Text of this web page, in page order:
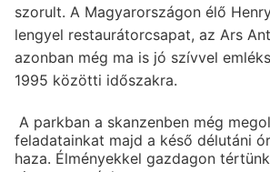
szorult. A Magyarországon élő
lengyel restaurátorcsapat, az Ars
azonban még ma is jó szívvel
1995 közötti időszakra.
A parkban a skanzenben még
feladatainkat majd a késő délutáni
haza. Élményekkel gazdagon